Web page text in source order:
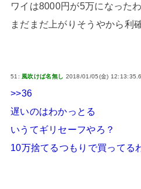
ワイは8000円が5万になったわ
まだまだ上がりそうやから利
51: 風吹けば名無し 2018/01/05(金)
>>36
遅いのはわかっとる
いうてギリセーフやろ？
10万捨てるつもりで買ってる